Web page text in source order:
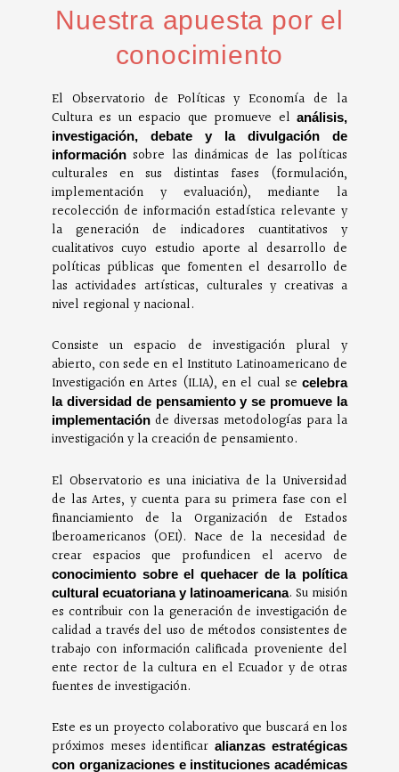
Nuestra apuesta por el
conocimiento
El Observatorio de Políticas y Economía de la
Cultura es un espacio que promueve elanálisis,
investigación, debate y la divulgación de
informaciónsobre las dinámicas de las políticas
culturales en sus distintas fases (formulación,
implementación y evaluación), mediante la
recolección de información estadística relevante y
la generación de indicadores cuantitativos y
cualitativos cuyo estudio aporte al desarrollo de
políticas públicas que fomenten el desarrollo de
las actividades artísticas, culturales y creativas a
nivel regional y nacional.
Consiste un espacio de investigación plural y
abierto, con sede en el Instituto Latinoamericano de
Investigación en Artes (ILIA), en el cual secelebra
la diversidad de pensamiento y se promueve la
implementaciónde diversas metodologías para la
investigación y la creación de pensamiento.
El Observatorio es una iniciativa de la Universidad
de las Artes, y cuenta para su primera fase con el
financiamiento de la Organización de Estados
Iberoamericanos (OEI). Nace de la necesidad de
crear espacios que profundicen el acervo de
conocimiento sobre el quehacer de la política
cultural ecuatoriana y latinoamericana. Su misión
es contribuir con la generación de investigación de
calidad a través del uso de métodos consistentes de
trabajo con información calificada proveniente del
ente rector de la cultura en el Ecuador y de otras
fuentes de investigación.
Este es un proyecto colaborativo que buscará en los
próximos meses identificaralianzas estratégicas
con organizaciones e instituciones académicas